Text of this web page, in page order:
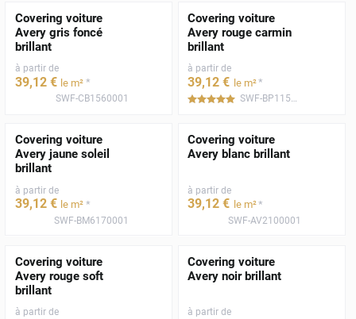
Covering voiture
Avery gris foncé
brillant
à partir de
39,12 € le m² *
SWF-CB1560001
Covering voiture
Avery rouge carmin
brillant
à partir de
39,12 € le m²*
***** SWF-BP1150001
Covering voiture
Avery jaune soleil
brillant
à partir de
39,12 € le m² *
SWF-BM6170001
Covering voiture
Avery blanc brillant
à partir de
39,12 € le m²*
SWF-AV2100001
Covering voiture
Avery rouge soft
brillant
à partir de
Covering voiture
Avery noir brillant
à partir de